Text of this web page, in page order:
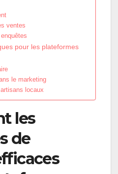
ventes
pour les plateformes
le marketing
locaux
les
de